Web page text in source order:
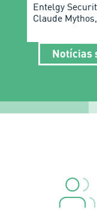
Entelgy
Claude
Notícias